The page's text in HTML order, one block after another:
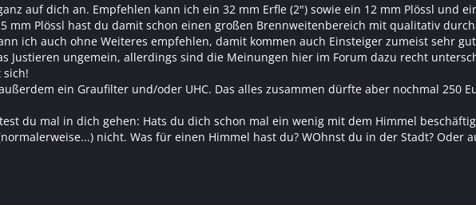
auf dich an. Empfehlen kann ich ein 32 mm Erfle (2") sowie ein 12 mm Plössl und
mm Plössl hast du damit schon einen großen Brennweitenbereich mit qualitativ
ich auch ohne Weiteres empfehlen, damit kommen auch Einsteiger zumeist sehr
Justieren ungemein, allerdings sind die Meinungen hier im Forum dazu recht
sich!
ein Graufilter und/oder UHC. Das alles zusammen dürfte aber nochmal 250
du mal in dich gehen: Hats du dich schon mal ein wenig mit dem Himmel
nicht. Was für einen Himmel hast du? WOhnst du in der Stadt? Oder